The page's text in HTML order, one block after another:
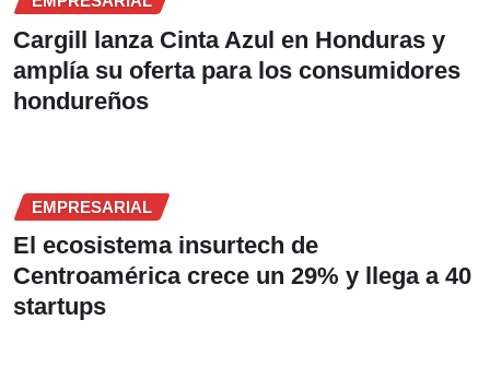
Cargill lanza Cinta Azul en Honduras y
amplía su oferta para los consumidores
hondureños
EMPRESARIAL
El ecosistema insurtech de
Centroamérica crece un 29% y llega a 40
startups